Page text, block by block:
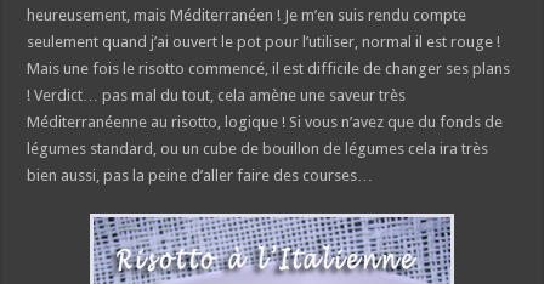
heureusement, mais Méditerranéen ! Je m’en suis rendu compte
seulement quand j’ai ouvert le pot pour l’utiliser, normal il est rouge !
Mais une fois le risotto commencé, il est difficile de changer ses plans
! Verdict… pas mal du tout, cela amène une saveur très
Méditerranéenne au risotto, logique ! Si vous n’avez que du fonds de
légumes standard, ou un cube de bouillon de légumes cela ira très
bien aussi, pas la peine d’aller faire des courses…